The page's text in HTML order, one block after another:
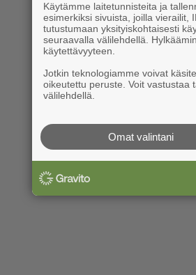
Käytämme laitetunnisteita ja
esimerkiksi sivuista, joilla vierailit,
tutustumaan yksityiskohtaisesti
seuraavalla välilehdellä.
käytettävyyteen.
Jotkin teknologiamme voivat
oikeutettu peruste. Voit vastustaa
välilehdellä.
Omat valintani